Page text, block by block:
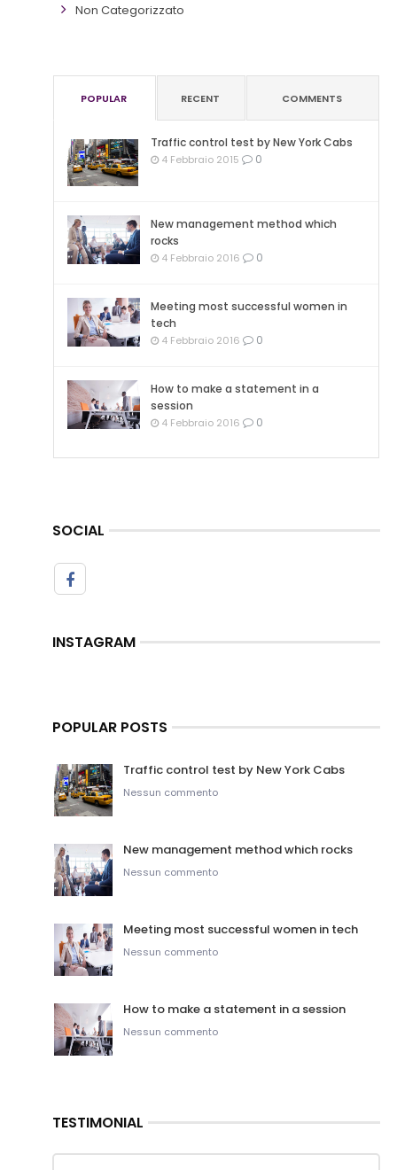
Non Categorizzato
POPULAR RECENT COMMENTS
Traffic control test by New York Cabs
4 Febbraio 2015 0
New management method which
rocks
4 Febbraio 2016 0
Meeting most successful women in
tech
4 Febbraio 2016 0
How to make a statement in a
session
4 Febbraio 2016 0
SOCIAL
INSTAGRAM
POPULAR POSTS
Traffic control test by New York Cabs
Nessun commento
New management method which rocks
Nessun commento
Meeting most successful women in tech
Nessun commento
How to make a statement in a session
Nessun commento
TESTIMONIAL